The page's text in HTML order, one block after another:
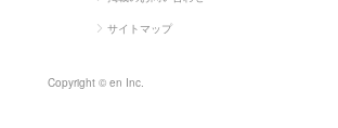
サイトマップ
Copyright © en Inc.